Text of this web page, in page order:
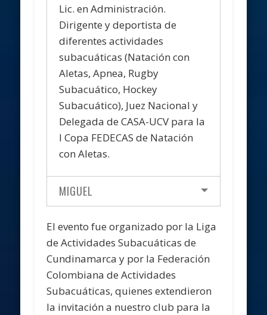
Lic. en Administración.
Dirigente y deportista de
diferentes actividades
subacuáticas (Natación con
Aletas, Apnea, Rugby
Subacuático, Hockey
Subacuático), Juez Nacional y
Delegada de CASA-UCV para la
I Copa FEDECAS de Natación
con Aletas.
MIGUEL
El evento fue organizado por la Liga
de Actividades Subacuáticas de
Cundinamarca y por la Federación
Colombiana de Actividades
Subacuáticas, quienes extendieron
la invitación a nuestro club para la